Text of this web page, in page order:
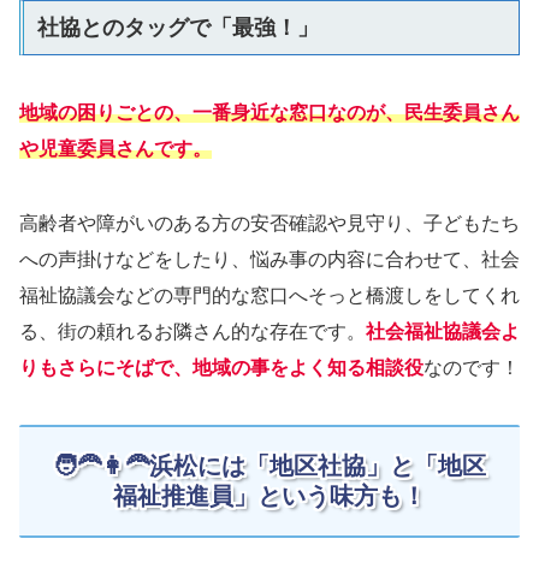
社協とのタッグで「最強！」
地域の困りごとの、一番身近な窓口なのが、民生委員さん
や児童委員さんです。
高齢者や障がいのある方の安否確認や見守り、子どもたち
への声掛けなどをしたり、悩み事の内容に合わせて、社会
福祉協議会などの専門的な窓口へそっと橋渡しをしてくれ
る、街の頼れるお隣さん的な存在です。 社会福祉協議会よ
りもさらにそばで、地域の事をよく知る相談役なのです！
🧑‍🦰👩‍🦰浜松には「地区社協」と「地区
福祉推進員」という味方も！